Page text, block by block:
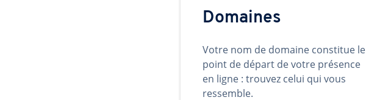
Domaines
Votre nom de domaine constitue le
point de départ de votre présence
en ligne : trouvez celui qui vous
ressemble.